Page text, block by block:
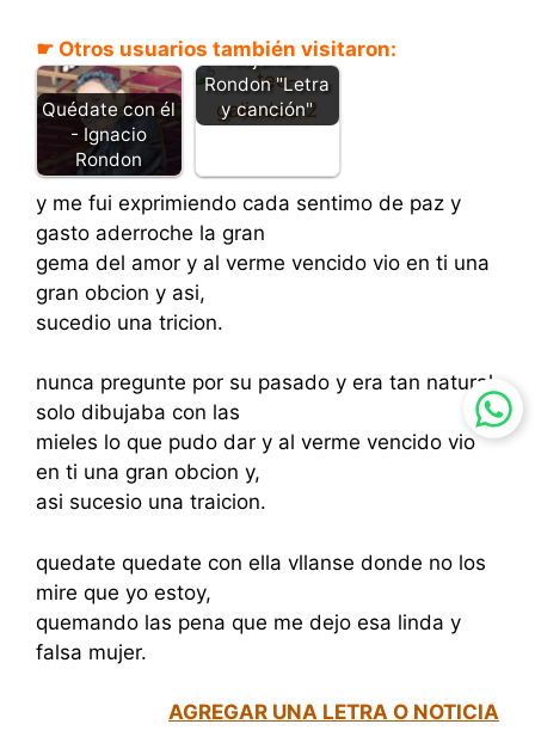
☛ Otros usuarios también visitaron:
Quédate con él
- Ignacio
Rondon
Alejandro
Rondon "Letra
y canción"
y me fui exprimiendo cada sentimo de paz y
gasto aderroche la gran
gema del amor y al verme vencido vio en ti una
gran obcion y asi,
sucedio una tricion.
nunca pregunte por su pasado y era tan natural
solo dibujaba con las
mieles lo que pudo dar y al verme vencido vio
en ti una gran obcion y,
asi sucesio una traicion.
quedate quedate con ella vllanse donde no los
mire que yo estoy,
quemando las pena que me dejo esa linda y
falsa mujer.
AGREGAR UNA LETRA O NOTICIA